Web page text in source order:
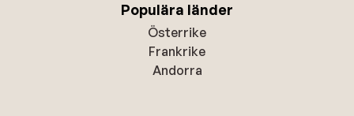
Populära länder
Österrike
Frankrike
Andorra